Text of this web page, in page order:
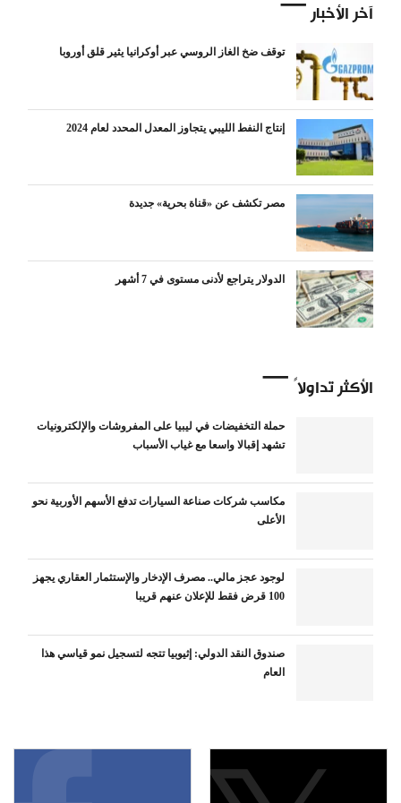
آخر الأخبار
توقف ضخ الغاز الروسي عبر أوكرانيا يثير قلق أوروبا
إنتاج النفط الليبي يتجاوز المعدل المحدد لعام 2024
مصر تكشف عن «قناة بحرية» جديدة
الدولار يتراجع لأدنى مستوى في 7 أشهر
الأكثر تداولاً
حملة التخفيضات في ليبيا على المفروشات والإلكترونيات
تشهد إقبالا واسعا مع غياب الأسباب
مكاسب شركات صناعة السيارات تدفع الأسهم الأوربية نحو
الأعلى
لوجود عجز مالي.. مصرف الإدخار والإستثمار العقاري يجهز
100 قرض فقط للإعلان عنهم قريبا
صندوق النقد الدولي: إثيوبيا تتجه لتسجيل نمو قياسي هذا
العام